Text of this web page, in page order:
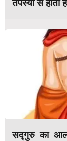
तपस्या से होती
सद्गुरु का